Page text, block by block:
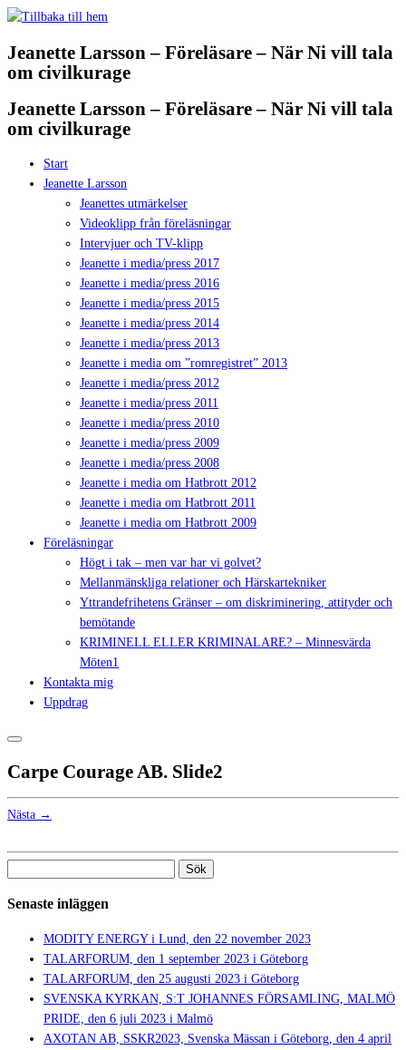
Hoppa
innehåll
Jeanette Larsson – Föreläsare – När Ni vill tala
om civilkurage
Jeanette Larsson – Föreläsare – När Ni vill tala
om civilkurage
Start
Jeanette Larsson
Jeanettes utmärkelser
Videoklipp från föreläsningar
Intervjuer och TV-klipp
Jeanette i media/press 2017
Jeanette i media/press 2016
Jeanette i media/press 2015
Jeanette i media/press 2014
Jeanette i media/press 2013
Jeanette i media om ”romregistret” 2013
Jeanette i media/press 2012
Jeanette i media/press 2011
Jeanette i media/press 2010
Jeanette i media/press 2009
Jeanette i media/press 2008
Jeanette i media om Hatbrott 2012
Jeanette i media om Hatbrott 2011
Jeanette i media om Hatbrott 2009
Föreläsningar
Högt i tak – men var har vi golvet?
Mellanmänskliga relationer och Härskartekniker
Yttrandefrihetens Gränser – om diskriminering, attityder och
bemötande
KRIMINELL ELLER KRIMINALARE? – Minnesvärda
Möten1
Kontakta mig
Uppdrag
Carpe Courage AB. Slide2
Nästa →
Senaste inläggen
MODITY ENERGY i Lund, den 22 november 2023
TALARFORUM, den 1 september 2023 i Göteborg
TALARFORUM, den 25 augusti 2023 i Göteborg
SVENSKA KYRKAN, S:T JOHANNES FÖRSAMLING, MALMÖ
PRIDE, den 6 juli 2023 i Malmö
AXOTAN AB, SSKR2023, Svenska Mässan i Göteborg, den 4 april